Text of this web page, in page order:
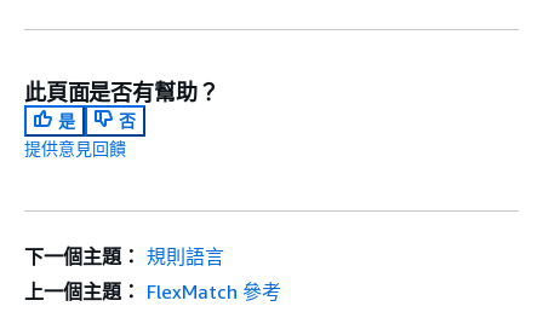
此頁面是否有幫助？
是
否
提供意見回饋
下一個主題： 規則語言
上一個主題： FlexMatch 參考